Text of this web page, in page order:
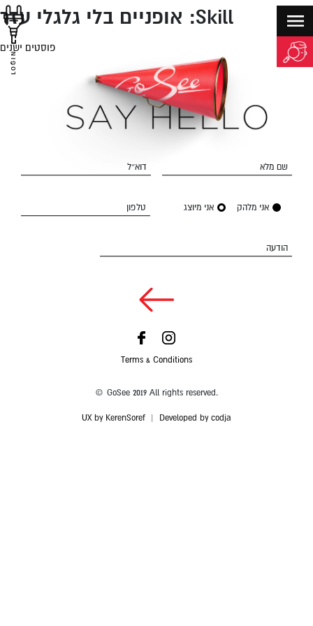
LOGIN
Skill: אופניים בלי גלגלי עזר
ניווט פוסטים ישנים
שם מלא דוא״ל
אני מלהק אני מיוצג טלפון
הודעה
Terms & Conditions
© GoSee 2019 All rights reserved.
UX by KerenSoref Developed by codja